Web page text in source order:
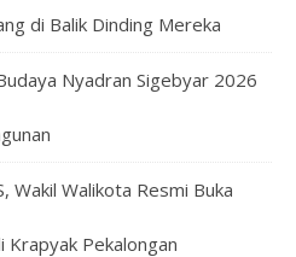
di Balik Dinding Mereka
Nyadran Sigebyar 2026
Wakil Walikota Resmi Buka
Krapyak Pekalongan